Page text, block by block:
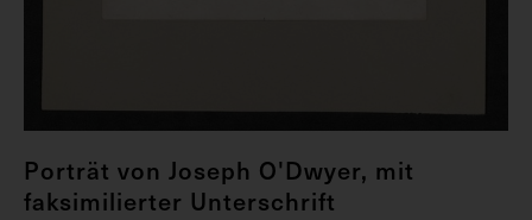
Porträt von Joseph O'Dwyer, mit
faksimilierter Unterschrift